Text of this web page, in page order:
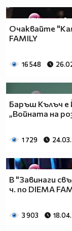
Oчаквайте
FAMILY
16 548
Баръш Кълъч е
„Войната на
1 729
В "Завинаги
ч. по DIEMA
3 903